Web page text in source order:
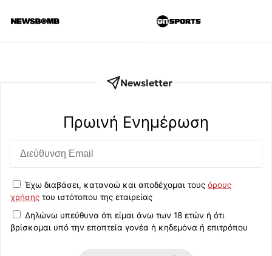
Newsletter
Πρωινή Eνημέρωση
Έχω διαβάσει, κατανοώ και αποδέχομαι τους όρους
χρήσης του ιστότοπου της εταιρείας
Δηλώνω υπεύθυνα ότι είμαι άνω των 18 ετών ή ότι
βρίσκομαι υπό την εποπτεία γονέα ή κηδεμόνα ή επιτρόπου